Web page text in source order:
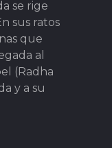
se rige
sus ratos
que
al
(Radha
y a su